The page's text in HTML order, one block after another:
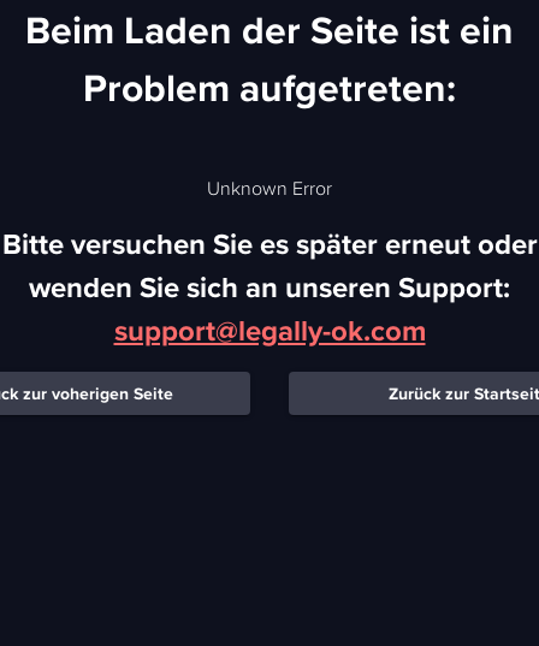
Beim Laden der Seite ist ein
Problem aufgetreten:
Unknown Error
Bitte versuchen Sie es später erneut oder
wenden Sie sich an unseren Support:
support@legally-ok.com
zur voherigen Seite Zurück zur